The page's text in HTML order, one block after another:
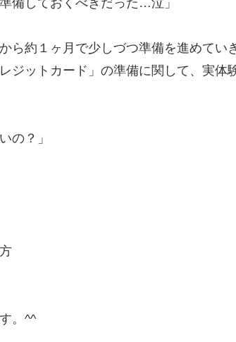
ら約１ヶ月で少しづつ準備を進めてい
ジットカード」の準備に関して、実体
の？」
。^^